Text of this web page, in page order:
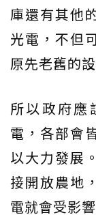
庫還有其他
光電，不但
原先老舊的
所以政府應
電，各部會
以大力發展
接開放農地
電就會受影響